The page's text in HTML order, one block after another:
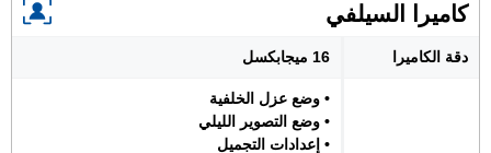
كاميرا السيلفي
دقة الكاميرا 16 ميجابكسل
• وضع عزل الخلفية
• وضع التصوير الليلي
• إعدادات التجميل